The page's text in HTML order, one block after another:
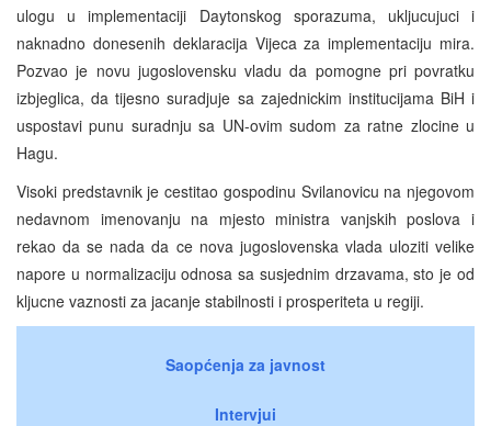
ulogu u implementaciji Daytonskog sporazuma, ukljucujuci i
naknadno donesenih deklaracija Vijeca za implementaciju mira.
Pozvao je novu jugoslovensku vladu da pomogne pri povratku
izbjeglica, da tijesno suradjuje sa zajednickim institucijama BiH i
uspostavi punu suradnju sa UN-ovim sudom za ratne zlocine u
Hagu.
Visoki predstavnik je cestitao gospodinu Svilanovicu na njegovom
nedavnom imenovanju na mjesto ministra vanjskih poslova i
rekao da se nada da ce nova jugoslovenska vlada uloziti velike
napore u normalizaciju odnosa sa susjednim drzavama, sto je od
kljucne vaznosti za jacanje stabilnosti i prosperiteta u regiji.
Saopćenja za javnost
Intervjui